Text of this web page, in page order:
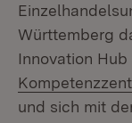
Württemberg
Innovation
und sich mit